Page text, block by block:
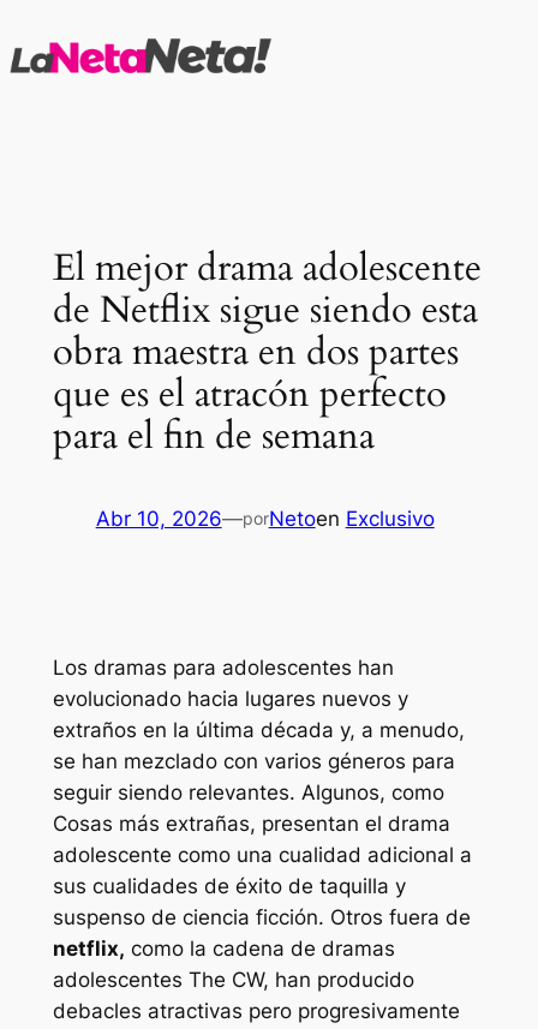
al
El mejor drama adolescente
de Netflix sigue siendo esta
obra maestra en dos partes
que es el atracón perfecto
para el fin de semana
Abr 10, 2026—porNetoen Exclusivo
Los dramas para adolescentes han
evolucionado hacia lugares nuevos y
extraños en la última década y, a menudo,
se han mezclado con varios géneros para
seguir siendo relevantes. Algunos, como
Cosas más extrañas, presentan el drama
adolescente como una cualidad adicional a
sus cualidades de éxito de taquilla y
suspenso de ciencia ficción. Otros fuera de
netflix, como la cadena de dramas
adolescentes The CW, han producido
debacles atractivas pero progresivamente